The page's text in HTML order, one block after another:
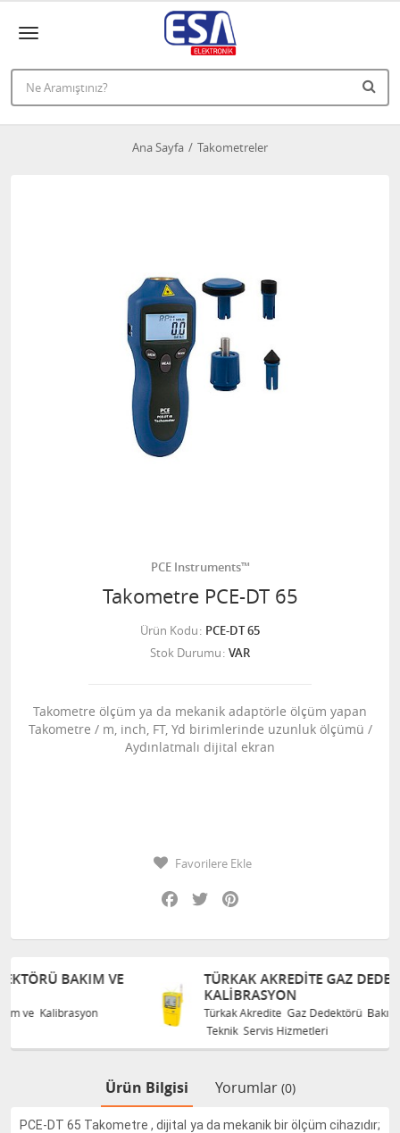
Ana Sayfa Takometreler
PCE Instruments™
Takometre PCE-DT 65
Ürün Kodu PCE-DT 65
Stok Durumu VAR
Takometre ölçüm ya da mekanik adaptörle ölçüm yapan
Takometre / m, inch, FT, Yd birimlerinde uzunluk ölçümü /
Aydınlatmalı dijital ekran
Favorilere Ekle
Facebook
Twitter
TÜRKAK AKREDITE GAZ DEDEKTÖRÜ BAKIM VE
KALIBRASYON
Türkak Akredite Gaz Dedektörü Bakım ve Kalibrasyon
Teknik Servis Hizmetleri
Ürün Bilgisi Yorumlar (0)
PCE-DT 65 Takometre , dijital ya da mekanik bir ölçüm cihazıdır;